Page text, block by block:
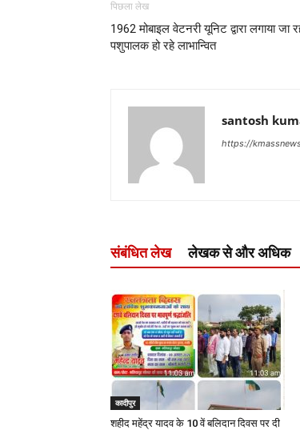
पिछला लेख
1962 मोबाइल वेटनरी यूनिट द्वारा लगाया जा
पशुपालक हो रहे लाभान्वित
santosh
https://
संबंधित लेख लेखक से और अधिक
कादीपुर
शहीद महेंद्र यादव के 10 वें बलिदान दिवस पर दी